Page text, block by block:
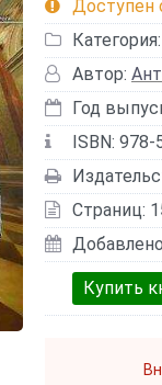
Доступен
Категория:
Автор:
Год
ISBN:
Страниц:
Купить